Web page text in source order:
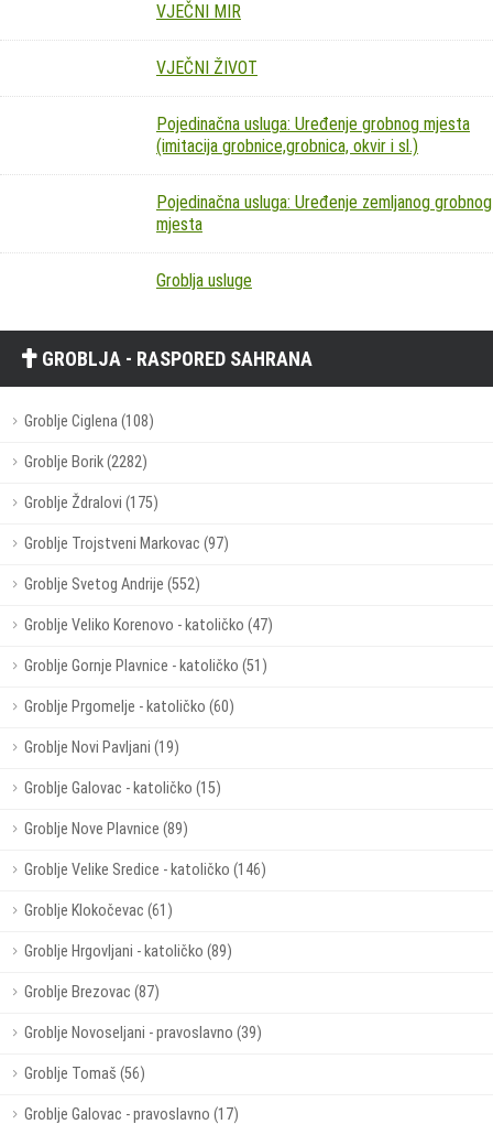
VJEČNI MIR
VJEČNI ŽIVOT
Pojedinačna usluga: Uređenje grobnog mjesta
(imitacija grobnice,grobnica, okvir i sl.)
Pojedinačna usluga: Uređenje zemljanog grobnog
mjesta
Groblja usluge
GROBLJA - RASPORED SAHRANA
Groblje Ciglena (108)
Groblje Borik (2282)
Groblje Ždralovi (175)
Groblje Trojstveni Markovac (97)
Groblje Svetog Andrije (552)
Groblje Veliko Korenovo - katoličko (47)
Groblje Gornje Plavnice - katoličko (51)
Groblje Prgomelje - katoličko (60)
Groblje Novi Pavljani (19)
Groblje Galovac - katoličko (15)
Groblje Nove Plavnice (89)
Groblje Velike Sredice - katoličko (146)
Groblje Klokočevac (61)
Groblje Hrgovljani - katoličko (89)
Groblje Brezovac (87)
Groblje Novoseljani - pravoslavno (39)
Groblje Tomaš (56)
Groblje Galovac - pravoslavno (17)